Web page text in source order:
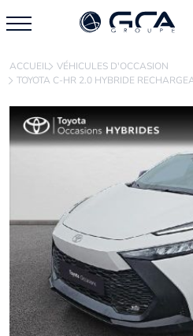
ACCUEIL VÉHICULES D'OCCASION
TOYOTA C-HR 2.0 HYBRIDE